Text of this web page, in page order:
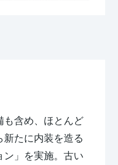
も含め、ほとんど
たに内装を造る
ン」を実施。古い